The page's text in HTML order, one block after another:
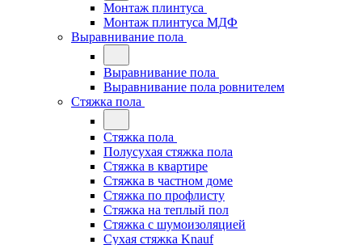
Монтаж плинтуса
Монтаж плинтуса МДФ
Выравнивание пола
Выравнивание пола
Выравнивание пола ровнителем
Стяжка пола
Стяжка пола
Полусухая стяжка пола
Стяжка в квартире
Стяжка в частном доме
Стяжка по профлисту
Стяжка на теплый пол
Стяжка с шумоизоляцией
Сухая стяжка Knauf